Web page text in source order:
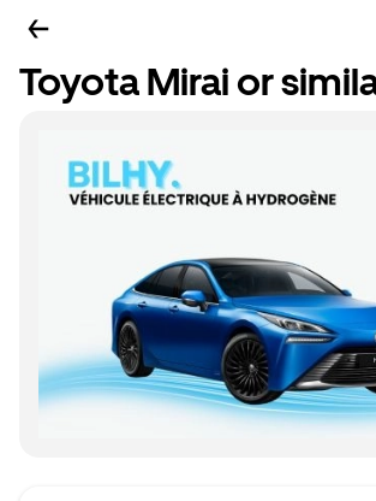
Toyota Mirai or